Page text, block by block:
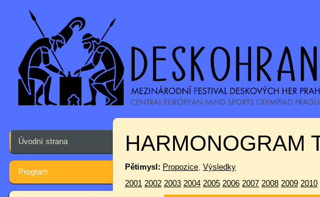
Úvodní strana
Program
HARMONOGRAM
Pětimysl: Propozice, Výsledky
2001 2002 2003 2004 2005 2006 2007 2008 2009 2010